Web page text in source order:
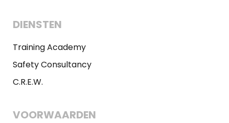
DIENSTEN
Training Academy
Safety Consultancy
C.R.E.W.
VOORWAARDEN